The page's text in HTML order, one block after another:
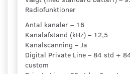
Radiofunktioner
Antal kanaler – 16
Kanalafstand (kHz) – 12,5
Kanalscanning – Ja
Digital Private Line – 84 std +
custom